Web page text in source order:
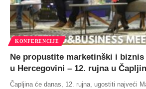
KONFERENCIJE
Ne propustite marketinški i
u Hercegovini – 12. rujna u
Čapljina će danas, 12. rujna, ugostiti najveći